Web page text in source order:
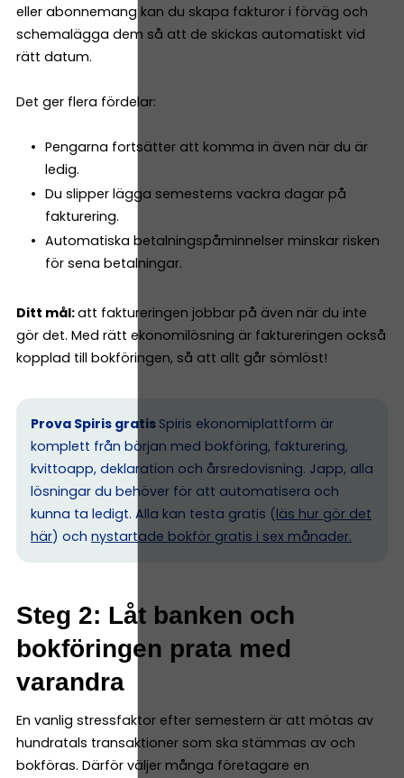
eller abonnemang kan du skapa fakturor i förväg och
schemalägga dem så att de skickas automatiskt vid
rätt datum.
Det ger flera fördelar:
Pengarna fortsätter att komma in även när du är
ledig.
Du slipper lägga semesterns vackra dagar på
fakturering.
Automatiska betalningspåminnelser minskar risken
för sena betalningar.
Ditt mål:att faktureringen jobbar på även när du inte
gör det. Med rätt ekonomilösning är faktureringen också
kopplad till bokföringen, så att allt går sömlöst!
Prova Spiris gratis Spiris ekonomiplattform är
komplett från början med bokföring, fakturering,
kvittoapp, deklaration och årsredovisning. Japp, alla
lösningar du behöver för att automatisera och
kunna ta ledigt. Alla kan testa gratis (läs hur gör det
här) och nystartade bokför gratis i sex månader.
Steg 2: Låt banken och
bokföringen prata med
varandra
En vanlig stressfaktor efter semestern är att mötas av
hundratals transaktioner som ska stämmas av och
bokföras. Därför väljer många företagare en